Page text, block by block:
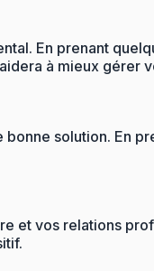
En prenant
à mieux gérer
solution. En
vos relations